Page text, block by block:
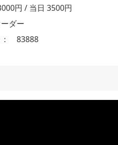
円 / 当日 3500円
ダー
： 83888